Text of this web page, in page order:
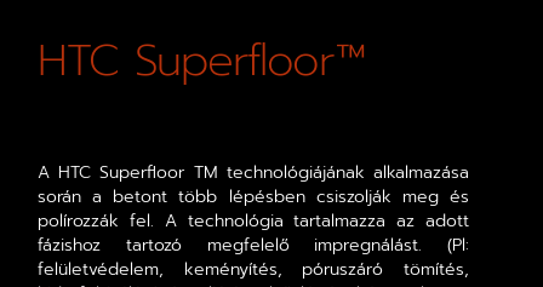
HTC Superfloor™
A HTC Superfloor TM technológiájának alkalmazása
során a betont több lépésben csiszolják meg és
polírozzák fel. A technológia tartalmazza az adott
fázishoz tartozó megfelelő impregnálást. (Pl:
felületvédelem, keményítés, póruszáró tömítés,